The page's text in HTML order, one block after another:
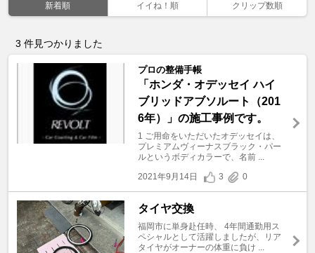
新着順 イイね！順 クリップ数順
3 件見つかりました
プロの整備手帳
「ホンダ・オデッセイ ハイ
ブリッドアブソルート（201
6年）」の施工事例です。
1 ご用命をいただいたオデッセイは、
プレミアムヴィーナスブラック・パー
ルというボディカラーで、名前 ...
2021年9月14日
3 0
タイヤ交換
福岡市に単身赴任時、 4年間通勤用ス
ペシャルとして活躍しましたが、リア
タイヤがオーナーの体重に負け ...